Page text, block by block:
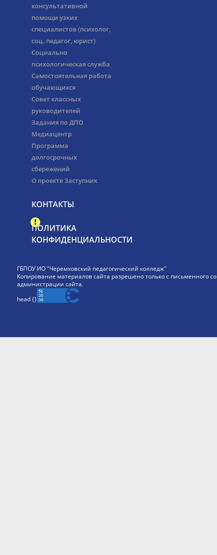
консультативной
помощи узких
специалистов (психолог,
соц. педагог, юрист)
Социально
психологическая служба
Самостоятельная работа
обучающихся
Совет классных
руководителей
Задания по ДПО
Медиацентр
Программа
долгосрочных
сбережений
О проекте Заступник
КОНТАКТЫ
ПОЛИТИКА
КОНФИДЕНЦИАЛЬНОСТИ
ГБПОУ ИО "Черемховский педагогический колледж"
Копирование материалов сайта разрешено только с письменного
администрации сайта.
head {}